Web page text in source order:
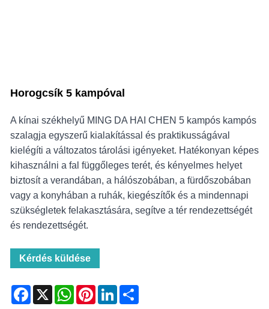
Horogcsík 5 kampóval
A kínai székhelyű MING DA HAI CHEN 5 kampós kampós
szalagja egyszerű kialakítással és praktikusságával
kielégíti a változatos tárolási igényeket. Hatékonyan képes
kihasználni a fal függőleges terét, és kényelmes helyet
biztosít a verandában, a hálószobában, a fürdőszobában
vagy a konyhában a ruhák, kiegészítők és a mindennapi
szükségletek felakasztására, segítve a tér rendezettségét
és rendezettségét.
Kérdés küldése
Facebook
X WhatsAppPinterestLinkedIn